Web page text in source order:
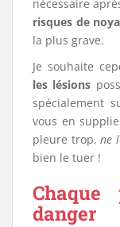
nécessaire
risques de
la plus grave.
Je souhaite
les lésions
spécialement
vous en
pleure trop,ne
bien le tuer !
Chaque
danger